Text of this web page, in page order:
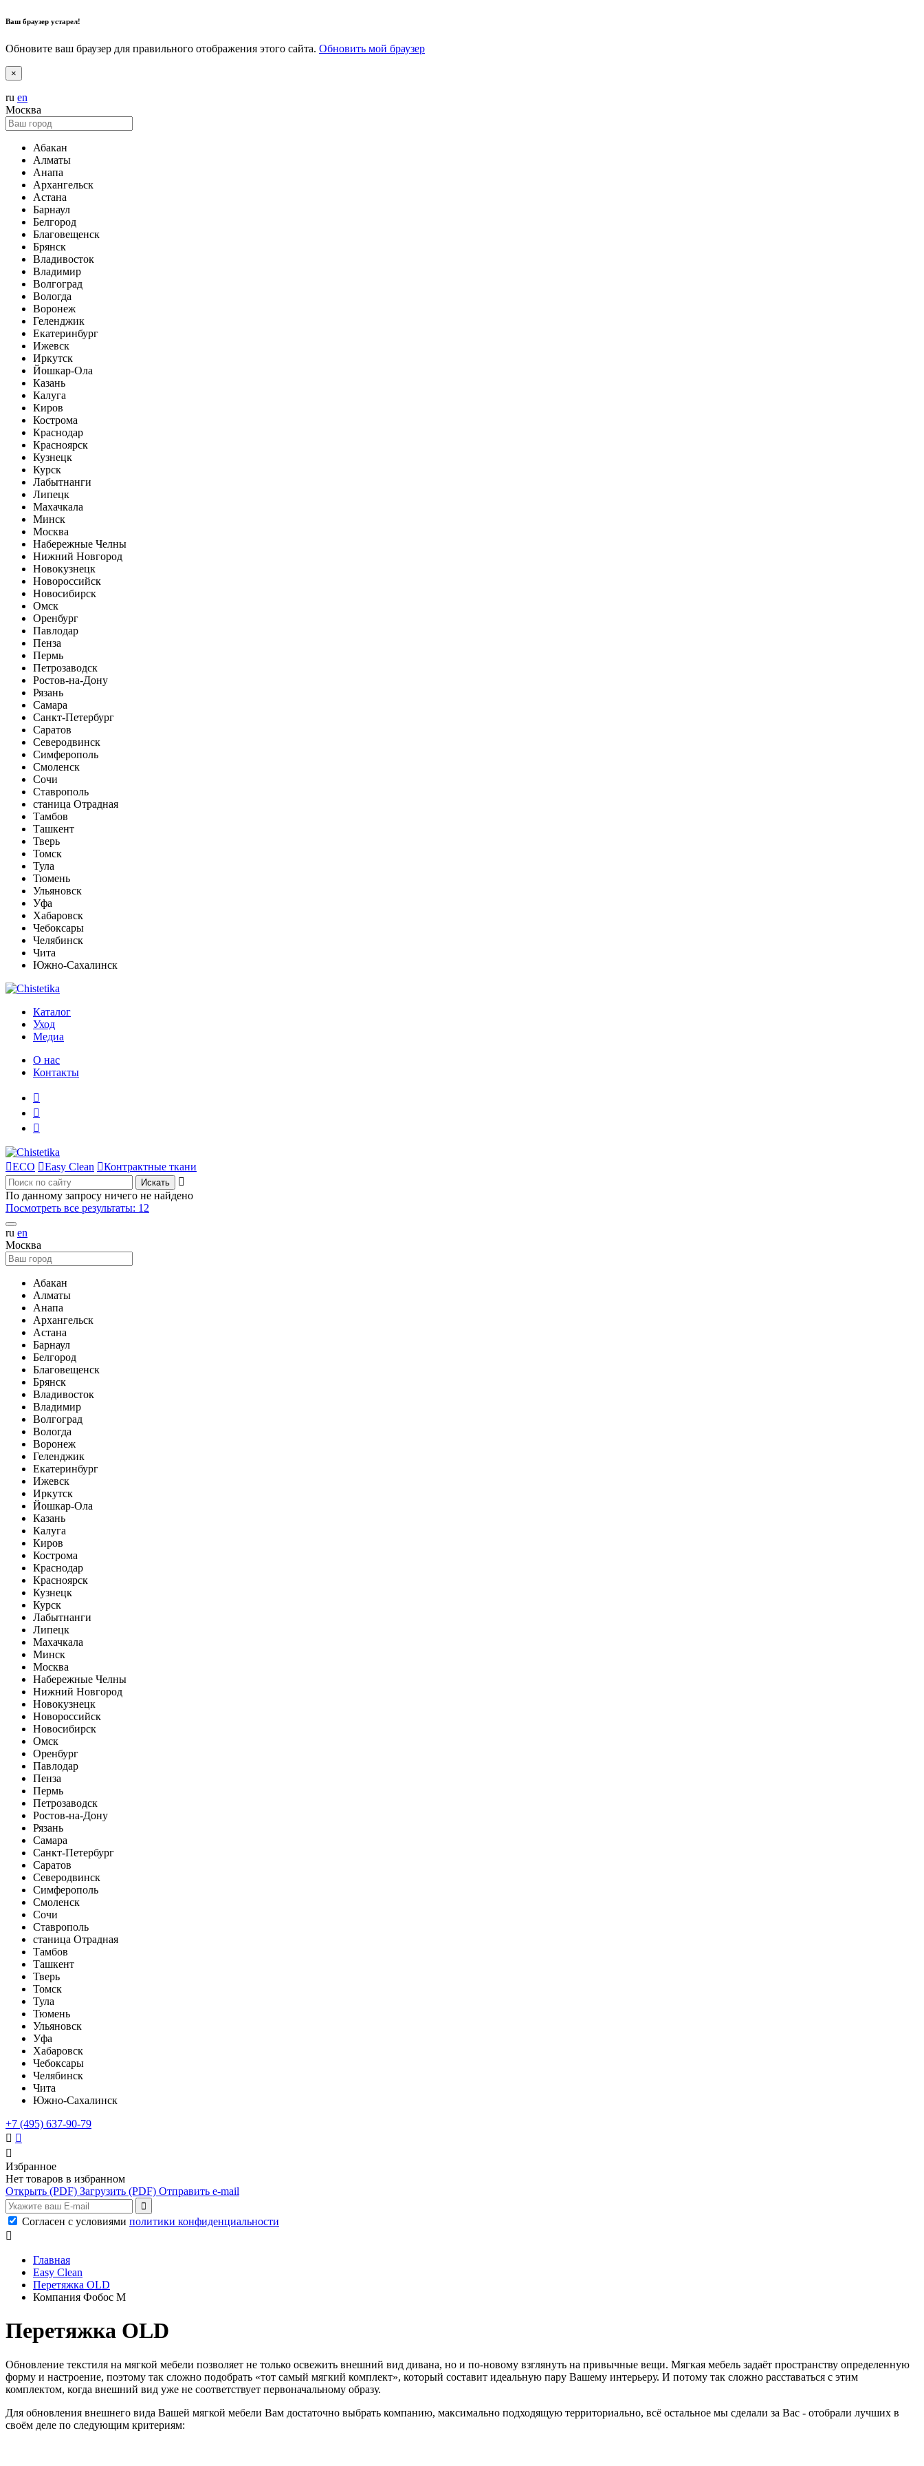
Ваш браузер устарел!
Обновите ваш браузер для правильного отображения этого сайта. Обновить мой браузер
×
ru en
Москва
Абакан
Алматы
Анапа
Архангельск
Астана
Барнаул
Белгород
Благовещенск
Брянск
Владивосток
Владимир
Волгоград
Вологда
Воронеж
Геленджик
Екатеринбург
Ижевск
Иркутск
Йошкар-Ола
Казань
Калуга
Киров
Кострома
Краснодар
Красноярск
Кузнецк
Курск
Лабытнанги
Липецк
Махачкала
Минск
Москва
Набережные Челны
Нижний Новгород
Новокузнецк
Новороссийск
Новосибирск
Омск
Оренбург
Павлодар
Пенза
Пермь
Петрозаводск
Ростов-на-Дону
Рязань
Самара
Санкт-Петербург
Саратов
Северодвинск
Симферополь
Смоленск
Сочи
Ставрополь
станица Отрадная
Тамбов
Ташкент
Тверь
Томск
Тула
Тюмень
Ульяновск
Уфа
Хабаровск
Чебоксары
Челябинск
Чита
Южно-Сахалинск
Каталог
Уход
Медиа
О нас
Контакты



ECO Easy Clean Контрактные ткани

По данному запросу ничего не найдено
Посмотреть все результаты: 12
ru en
Москва
Абакан
Алматы
Анапа
Архангельск
Астана
Барнаул
Белгород
Благовещенск
Брянск
Владивосток
Владимир
Волгоград
Вологда
Воронеж
Геленджик
Екатеринбург
Ижевск
Иркутск
Йошкар-Ола
Казань
Калуга
Киров
Кострома
Краснодар
Красноярск
Кузнецк
Курск
Лабытнанги
Липецк
Махачкала
Минск
Москва
Набережные Челны
Нижний Новгород
Новокузнецк
Новороссийск
Новосибирск
Омск
Оренбург
Павлодар
Пенза
Пермь
Петрозаводск
Ростов-на-Дону
Рязань
Самара
Санкт-Петербург
Саратов
Северодвинск
Симферополь
Смоленск
Сочи
Ставрополь
станица Отрадная
Тамбов
Ташкент
Тверь
Томск
Тула
Тюмень
Ульяновск
Уфа
Хабаровск
Чебоксары
Челябинск
Чита
Южно-Сахалинск
+7 (495) 637-90-79
 

Избранное
Нет товаров в избранном
Открыть (PDF) Загрузить (PDF) Отправить e-mail
Согласен с условиями политики конфиденциальности

Главная
Easy Clean
Перетяжка OLD
Компания Фобос М
Перетяжка OLD
Обновление текстиля на мягкой мебели позволяет не только освежить внешний вид дивана, но и по-новому взглянуть на привычные вещи. Мягкая мебель задаёт пространству определенную
форму и настроение, поэтому так сложно подобрать «тот самый мягкий комплект», который составит идеальную пару Вашему интерьеру. И потому так сложно расставаться с этим
комплектом, когда внешний вид уже не соответствует первоначальному образу.
Для обновления внешнего вида Вашей мягкой мебели Вам достаточно выбрать компанию, максимально подходящую территориально, всё остальное мы сделали за Вас - отобрали лучших в
своём деле по следующим критериям: